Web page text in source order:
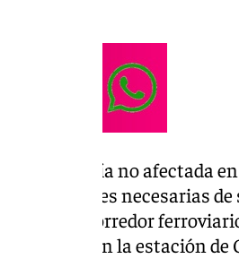
que la vía no afectada
condiciones necesarias
en este corredor
y destino en la estación